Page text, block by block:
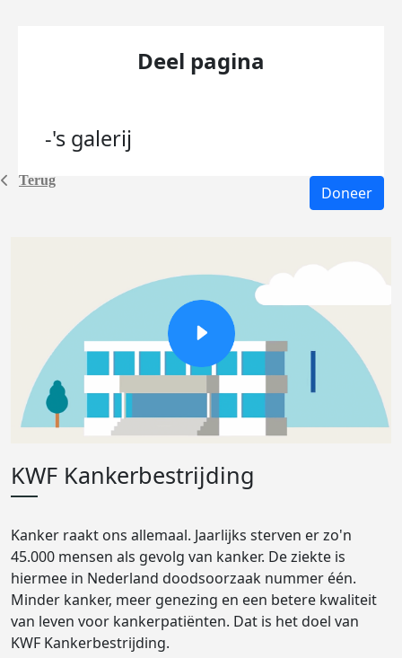
Terug
Deel pagina
-'s galerij
Doneer
KWF Kankerbestrijding
Kanker raakt ons allemaal. Jaarlijks sterven er zo'n
45.000 mensen als gevolg van kanker. De ziekte is
hiermee in Nederland doodsoorzaak nummer één.
Minder kanker, meer genezing en een betere kwaliteit
van leven voor kankerpatiënten. Dat is het doel van
KWF Kankerbestrijding.